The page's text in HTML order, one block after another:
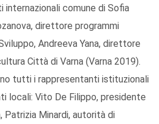
comune di Sofia
direttore programmi
Andreeva Yana, direttore
Città di Varna (Varna 2019).
tutti i rappresentanti istituzionali
locali: Vito De Filippo, presidente
Patrizia Minardi, autorità di